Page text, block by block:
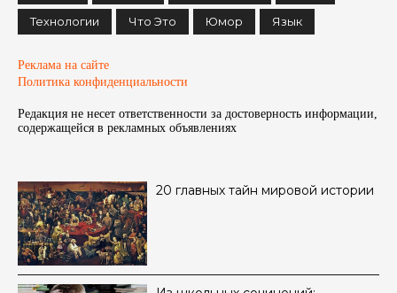
Технологии Что Это Юмор Язык
Реклама на сайте
Политика конфиденциальности
Редакция не несет ответственности за достоверность информации,
содержащейся в рекламных объявленияx
20 главных тайн мировой истории